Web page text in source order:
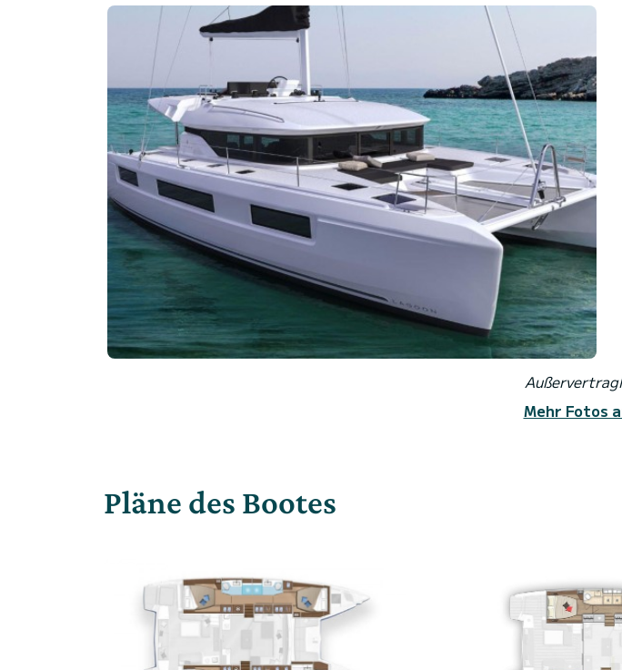
Mehr Fotos
Pläne des Bootes